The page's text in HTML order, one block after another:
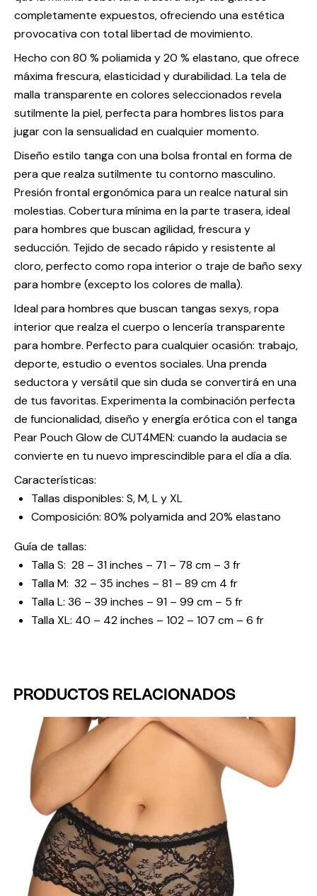
completamente expuestos, ofreciendo una estética
provocativa con total libertad de movimiento.
Hecho con 80 % poliamida y 20 % elastano, que ofrece
máxima frescura, elasticidad y durabilidad. La tela de
malla transparente en colores seleccionados revela
sutilmente la piel, perfecta para hombres listos para
jugar con la sensualidad en cualquier momento.
Diseño estilo tanga con una bolsa frontal en forma de
pera que realza sutilmente tu contorno masculino.
Presión frontal ergonómica para un realce natural sin
molestias. Cobertura mínima en la parte trasera, ideal
para hombres que buscan agilidad, frescura y
seducción. Tejido de secado rápido y resistente al
cloro, perfecto como ropa interior o traje de baño sexy
para hombre (excepto los colores de malla).
Ideal para hombres que buscan tangas sexys, ropa
interior que realza el cuerpo o lencería transparente
para hombre. Perfecto para cualquier ocasión: trabajo,
deporte, estudio o eventos sociales. Una prenda
seductora y versátil que sin duda se convertirá en una
de tus favoritas. Experimenta la combinación perfecta
de funcionalidad, diseño y energía erótica con el tanga
Pear Pouch Glow de CUT4MEN: cuando la audacia se
convierte en tu nuevo imprescindible para el día a día.
Características:
Tallas disponibles: S, M, L y XL
Composición: 80% polyamida and 20% elastano
Guía de tallas:
Talla S: 28 – 31 inches – 71 – 78 cm – 3 fr
Talla M: 32 – 35 inches – 81 – 89 cm 4 fr
Talla L: 36 – 39 inches – 91 – 99 cm – 5 fr
Talla XL: 40 – 42 inches – 102 – 107 cm – 6 fr
PRODUCTOS RELACIONADOS